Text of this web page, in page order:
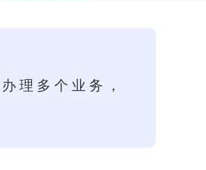
理多个业务，